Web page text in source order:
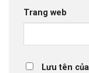
Trang web
Lưu tên